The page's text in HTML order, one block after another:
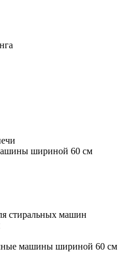
шириной 60 см
стиральных машин
машины шириной 60 см